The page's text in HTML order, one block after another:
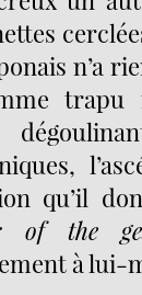
n’a
trapu
qu’il
of the
à lui-